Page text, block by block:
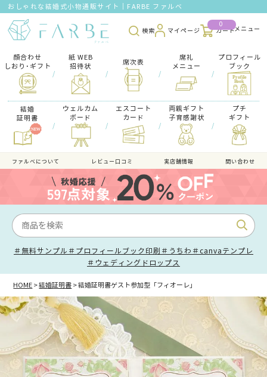
おしゃれな結婚式小物通販サイト｜FARBE ファルベ
検索 マイページ
0
カート
顔合わせ
しおり･ギフト
/
紙 WEB
招待状
/
席次表
/
席礼
メニュー
/
プロフィール
ブック
結婚
証明書
/
ウェルカム
ボード
/
エスコート
カード
/
両親ギフト
子育感謝状
/
プチ
ギフト
ファルべについて レビュー口コミ 実店舗情報 問い合わせ
＃無料サンプル ＃プロフィールブック印刷 ＃うちわ ＃canvaテンプレ
＃ウェディングドロップス
HOME 結婚証明書 結婚証明書ゲスト参加型「フィオーレ」